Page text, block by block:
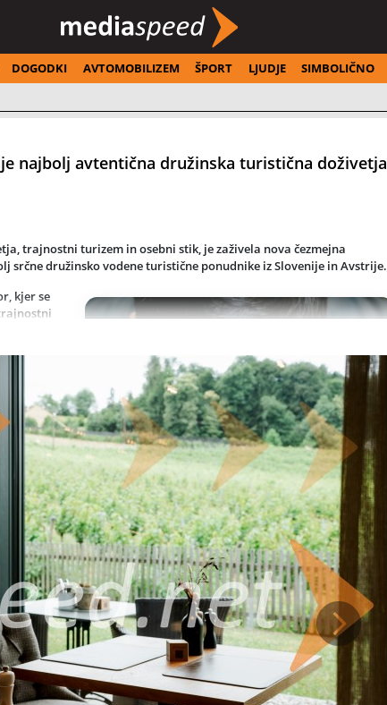
DOGODKI AVTOMOBILIZEM ŠPORT LJUDJE SIMBOLIČNO
najbolj avtentična družinska turistična doživetja
trajnostni turizem in osebni stik, je zaživela nova čezmejna
srčnedružinsko vodene turistične ponudnike iz Slovenije in Avstrije.
kjer se
by
izbrane
in
Naslednja